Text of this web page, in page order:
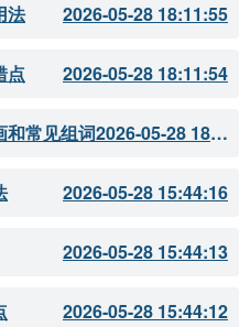
法
2026-05-28 18:11:55
点 2026-05-28 18:11:54
和常见组词 2026-05-28 18:11:51
2026-05-28 15:44:16
2026-05-28 15:44:13
2026-05-28 15:44:12